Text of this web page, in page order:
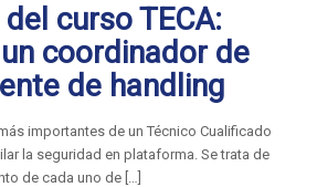
curso TECA:
coordinador de
de handling
importantes de un Técnico Cualificado
la seguridad en plataforma. Se trata de
de cada uno de […]